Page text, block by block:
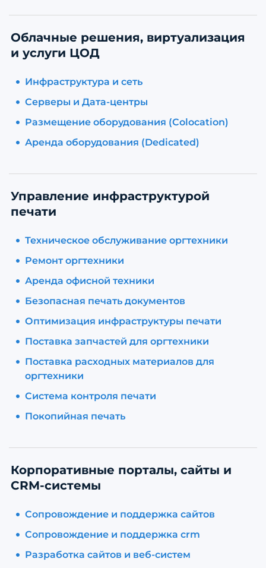
Облачные решения, виртуализация
и услуги ЦОД
Инфраструктура и сеть
Серверы и Дата-центры
Размещение оборудования (Colocation)
Аренда оборудования (Dedicated)
Управление инфраструктурой
печати
Техническое обслуживание оргтехники
Ремонт оргтехники
Аренда офисной техники
Безопасная печать документов
Оптимизация инфраструктуры печати
Поставка запчастей для оргтехники
Поставка расходных материалов для
оргтехники
Система контроля печати
Покопийная печать
Корпоративные порталы, сайты и
CRM-системы
Сопровождение и поддержка сайтов
Сопровождение и поддержка crm
Разработка сайтов и веб-систем